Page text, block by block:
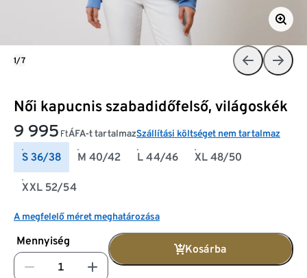
Női kapucnis szabadidőfelső, világoskék
9 995 FtÁFA-t tartalmazSzállítási költséget nem tartalmaz
S 36/38 M 40/42 L 44/46 XL 48/50
XXL 52/54
A megfelelő méret meghatározása
Mennyiség
Kosárba
1/7